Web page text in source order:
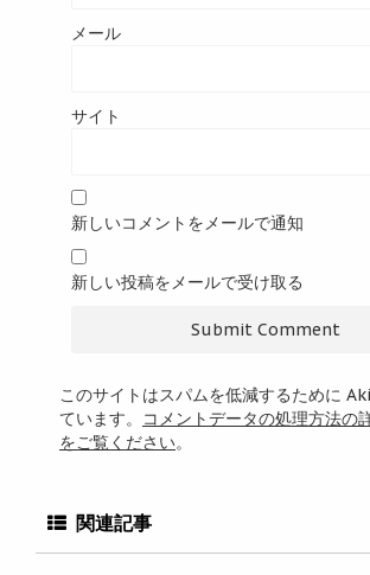
メール
サイト
新しいコメントをメールで通知
新しい投稿をメールで受け取る
このサイトはスパムを低減するために
ています。
コメントデータの処理方法の
をご覧ください。
関連記事